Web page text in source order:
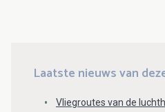
Laatste nieuws van
Vliegroutes van de